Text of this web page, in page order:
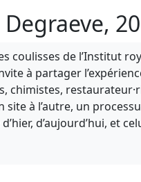
coulisses de l’Institut
à partager
chimistes,
site à l’autre, un
d’aujourd’hui, et